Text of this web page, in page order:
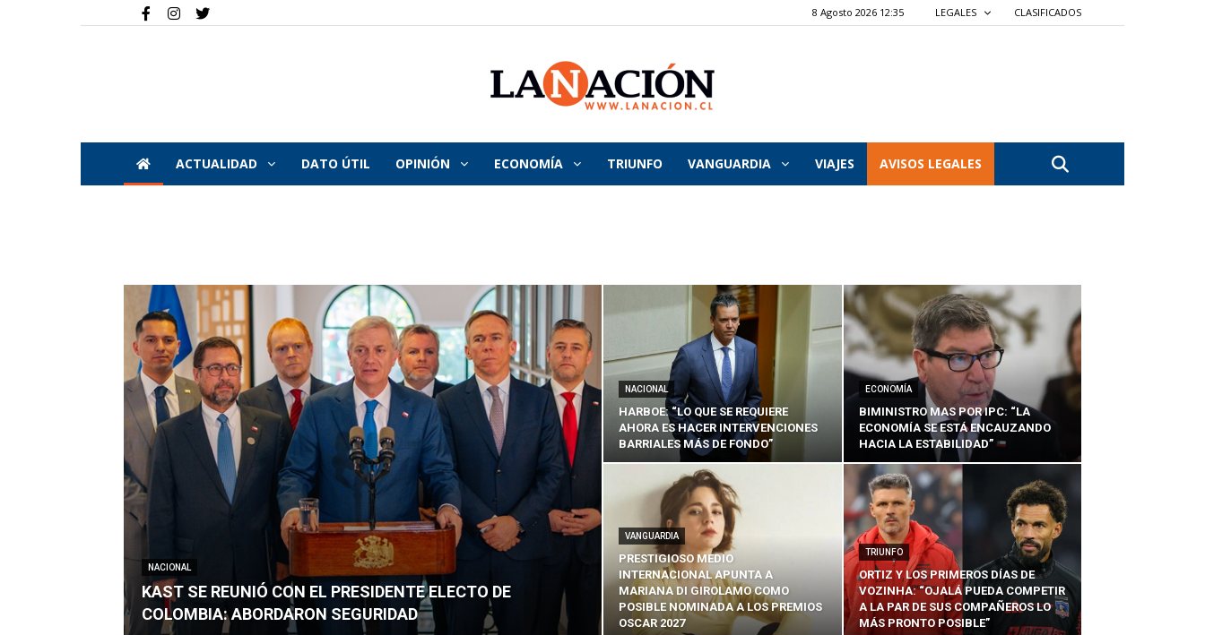
8 Agosto 2026 12:35 LEGALES CLASIFICADOS
La
Nación
ACTUALIDAD DATO ÚTIL OPINIÓN ECONOMÍA TRIUNFO VANGUARDIA VIAJES AVISOS LEGALES
NACIONAL
KAST SE REUNIÓ CON EL PRESIDENTE ELECTO DE
COLOMBIA: ABORDARON SEGURIDAD
NACIONAL
HARBOE: “LO QUE SE REQUIERE
AHORA ES HACER INTERVENCIONES
BARRIALES MÁS DE FONDO”
ECONOMÍA
BIMINISTRO MAS POR IPC: “LA
ECONOMÍA SE ESTÁ ENCAUZANDO
HACIA LA ESTABILIDAD”
VANGUARDIA
PRESTIGIOSO MEDIO
INTERNACIONAL APUNTA A
MARIANA DI GIROLAMO COMO
POSIBLE NOMINADA A LOS PREMIOS
OSCAR 2027
TRIUNFO
ORTIZ Y LOS PRIMEROS DÍAS DE
VOZINHA: “OJALÁ PUEDA COMPETIR
A LA PAR DE SUS COMPAÑEROS LO
MÁS PRONTO POSIBLE”